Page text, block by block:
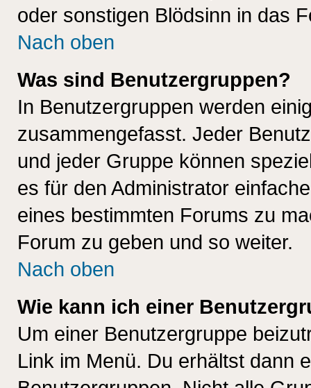
oder sonstigen Blödsinn in das
Nach oben
Was sind Benutzergruppen?
In Benutzergruppen werden
zusammengefasst. Jeder
und jeder Gruppe können
es für den Administrator
eines bestimmten Forums zu
Forum zu geben und so weiter.
Nach oben
Wie kann ich einer
Um einer Benutzergruppe
Link im Menü. Du erhältst dann